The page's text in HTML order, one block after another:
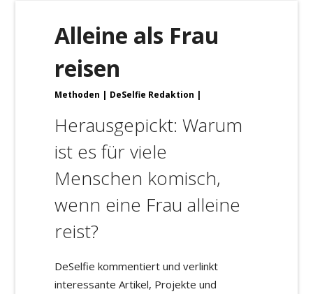
Alleine als Frau
reisen
Methoden DeSelfie Redaktion
Herausgepickt: Warum
ist es für viele
Menschen komisch,
wenn eine Frau alleine
reist?
DeSelfie kommentiert und verlinkt
interessante Artikel, Projekte und